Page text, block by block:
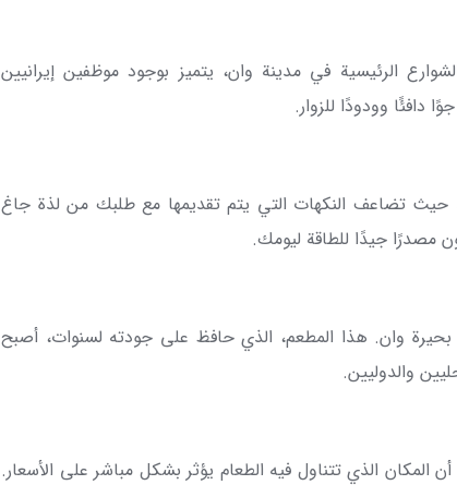
الرئيسية في مدينة وان، يتميز بوجود موظفين إيرانيين
دافئًا وودودًا للزوار.
تضاعف النكهات التي يتم تقديمها مع طلبك من لذة جاغ
مصدرًا جيدًا للطاقة ليومك.
وان. هذا المطعم، الذي حافظ على جودته لسنوات، أصبح
والدوليين.
الذي تتناول فيه الطعام يؤثر بشكل مباشر على الأسعار.